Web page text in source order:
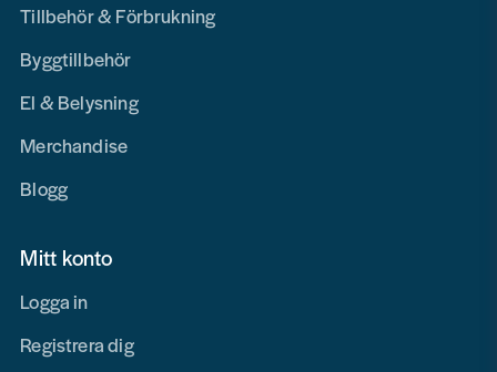
Tillbehör & Förbrukning
Byggtillbehör
El & Belysning
Merchandise
Blogg
Mitt konto
Logga in
Registrera dig